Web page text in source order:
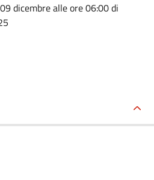
dicembre alle ore 06:00 di